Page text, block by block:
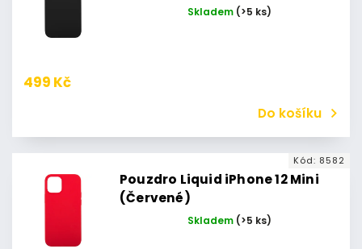
Skladem (>5 ks)
499 Kč
Do košíku
Pouzdro Liquid iPhone 12 Mini
(Červené)
Skladem (>5 ks)
Kód: 8582